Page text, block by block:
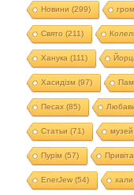
Новини (299)
Свято (211)
Ханука (111)
Хасидізм (97)
Песах(85)
Статьи (71)
Пурім (57)
EnerJew(54) хали